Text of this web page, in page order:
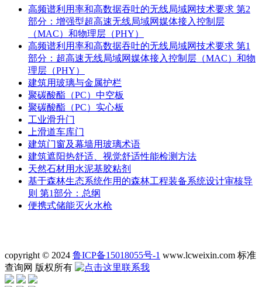
高频谱利用率和高数据吞吐的无线局域网技术要求 第2
部分：增强型超高速无线局域网媒体接入控制层
（MAC）和物理层（PHY）
高频谱利用率和高数据吞吐的无线局域网技术要求 第1
部分：超高速无线局域网媒体接入控制层（MAC）和物
理层（PHY）
建筑用玻璃与金属护栏
聚碳酸酯（PC）中空板
聚碳酸酯（PC）实心板
工业滑升门
上滑道车库门
建筑门窗及幕墙用玻璃术语
建筑遮阳热舒适、视觉舒适性能检测方法
天然石材用水泥基胶粘剂
基于森林生态系统作用的森林工程装备系统设计审核导
则 第1部分：总纲
便携式储能灭火水枪
copyright © 2024 鲁ICP备15018055号-1 www.lcweixin.com 标准
查询网 版权所有